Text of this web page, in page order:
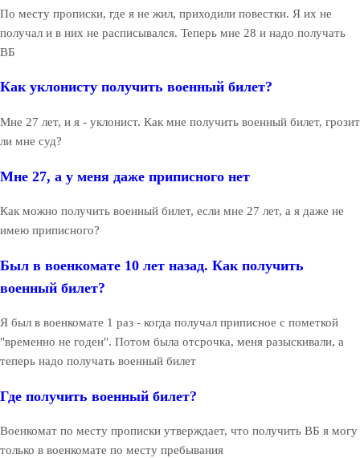
По месту прописки, где я не жил, приходили повестки. Я их не
получал и в них не расписывался. Теперь мне 28 и надо получать
ВБ
Как уклонисту получить военный билет?
Мне 27 лет, и я - уклонист. Как мне получить военный билет, грозит
ли мне суд?
Мне 27, а у меня даже приписного нет
Как можно получить военный билет, если мне 27 лет, а я даже не
имею приписного?
Был в военкомате 10 лет назад. Как получить
военный билет?
Я был в военкомате 1 раз - когда получал приписное с пометкой
"временно не годен". Потом была отсрочка, меня разыскивали, а
теперь надо получать военный билет
Где получить военный билет?
Военкомат по месту прописки утверждает, что получить ВБ я могу
только в военкомате по месту пребывания